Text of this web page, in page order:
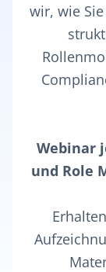
wir, wie
Webinar
und Role